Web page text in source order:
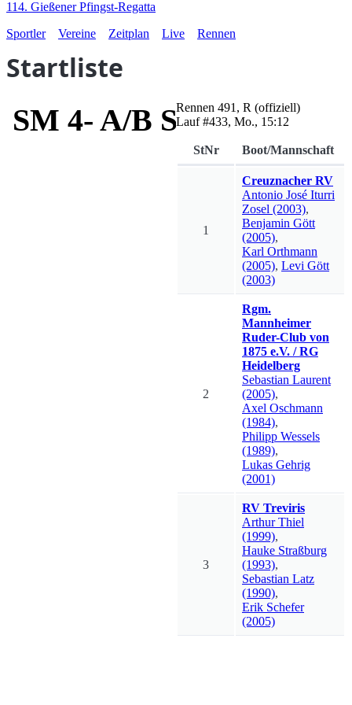
114. Gießener Pfingst-Regatta
Sportler
Vereine Zeitplan Live Rennen
Startliste
SM 4- A/B Seibert-Preis
Rennen 491 , R (offiziell)
Lauf #433, Mo., 15:12
StNr Boot/Mannschaft
1
Creuznacher RV
Antonio José Iturri
Zosel (2003),
Benjamin Gött
(2005),
Karl Orthmann
(2005), Levi Gött
(2003)
2
Rgm.
Mannheimer
Ruder-Club von
1875 e.V. / RG
Heidelberg
Sebastian Laurent
(2005),
Axel Oschmann
(1984),
Philipp Wessels
(1989),
Lukas Gehrig
(2001)
3
RV Treviris
Arthur Thiel
(1999),
Hauke Straßburg
(1993),
Sebastian Latz
(1990),
Erik Schefer
(2005)